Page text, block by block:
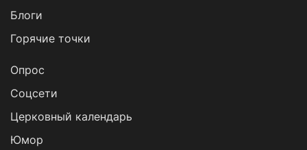
Блоги
Горячие точки
Опрос
Cоцсети
Церковный календарь
Юмор